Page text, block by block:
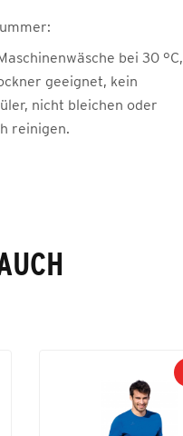
bei 30 °C,
geeignet, kein
nicht bleichen oder
reinigen.